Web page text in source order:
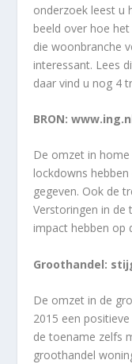
onderzoek leest u
beeld over hoe
die woonbranche
interessant. Lees
daar vind u nog 4
BRON:
De omzet in
lockdowns
gegeven. Ook de
Verstoringen in de
impact hebben op
Groothandel:
De omzet in de
2015 een
de toename zelfs
groothandel